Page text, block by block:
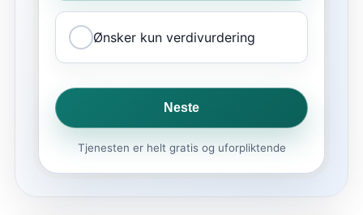
Ønsker kun verdivurdering
Neste
Tjenesten er helt gratis og uforpliktende